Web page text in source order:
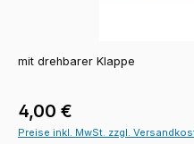
mit drehbarer Klappe
Regulärer Preis:
4,00 €
Preise inkl. MwSt. zzgl.